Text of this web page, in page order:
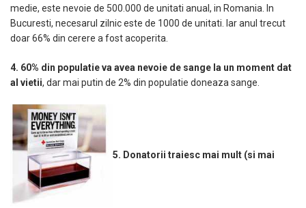
medie, este nevoie de 500.000 de unitati anual, in Romania. In
Bucuresti, necesarul zilnic este de 1000 de unitati. Iar anul trecut
doar 66% din cerere a fost acoperita.
4. 60% din populatie va avea nevoie de sange la un moment dat
al vietii, dar mai putin de 2% din populatie doneaza sange.
5. Donatorii traiesc mai mult (si mai